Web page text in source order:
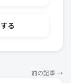
る
前の記事 →